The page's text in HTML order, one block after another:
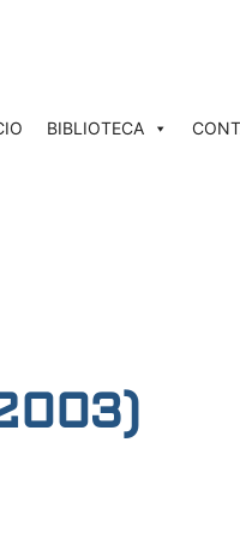
BIBLIOTECA